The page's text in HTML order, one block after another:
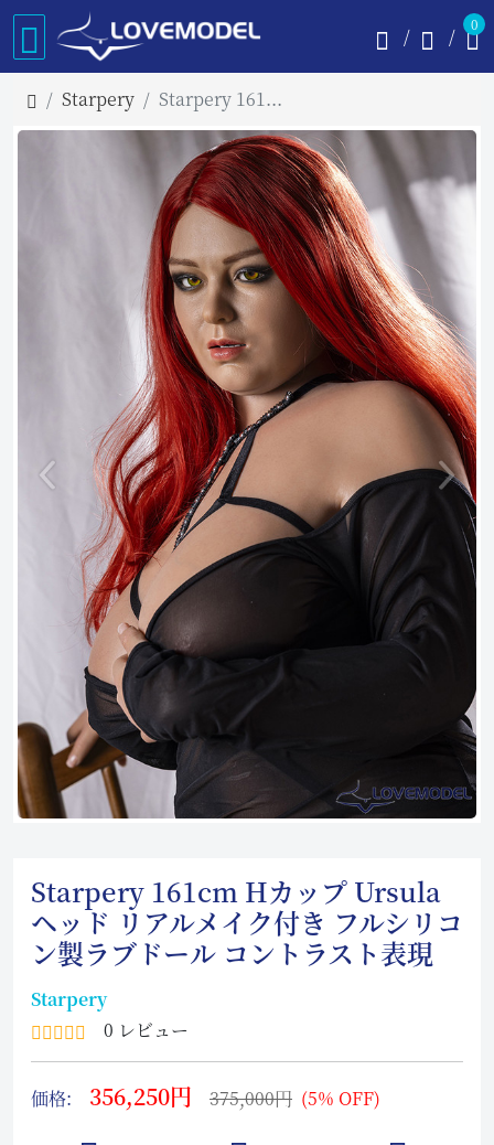
0
Starpery Starpery 161cm Hカップ Ursula フルシリコン製ラブドール
Starpery 161cm Hカップ Ursula
ヘッド リアルメイク付き フルシリコ
ン製ラブドール コントラスト表現
Starpery
0 レビュー
価格: 356,250円 375,000円 (5% OFF)